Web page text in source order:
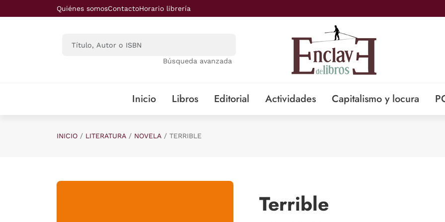
Saltar al contenido principal
Quiénes somosContactoHorario librería
Búsqueda avanzada
Inicio Libros Editorial Actividades Capitalismo y locura
INICIO LITERATURA NOVELA TERRIBLE
Terrible